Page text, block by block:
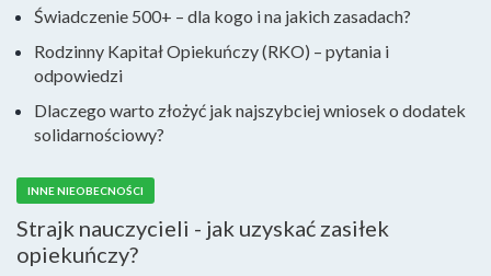
Świadczenie 500+ – dla kogo i na jakich zasadach?
Rodzinny Kapitał Opiekuńczy (RKO) – pytania i
odpowiedzi
Dlaczego warto złożyć jak najszybciej wniosek o dodatek
solidarnościowy?
INNE NIEOBECNOŚCI
Strajk nauczycieli - jak uzyskać zasiłek
opiekuńczy?